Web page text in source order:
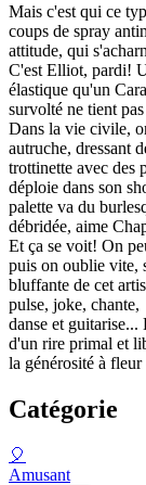
Mais c'est qui ce
coups de spray
attitude, qui
C'est Elliot, pardi!
élastique qu'un
survolté ne tient
Dans la vie civile,
autruche, dressant
trottinette avec des
déploie dans son
palette va du
débridée, aime
Et ça se voit! On
puis on oublie vite,
bluffante de cet
pulse, joke, chante,
danse et
d'un rire primal et
la générosité à
Catégorie
🎈
Amusant